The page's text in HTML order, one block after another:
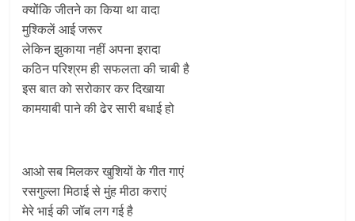
क्योंकि जीतने का किया था वादा
मुश्किलें आई जरूर
लेकिन झुकाया नहीं अपना इरादा
कठिन परिश्रम ही सफलता की चाबी है
इस बात को सरोकार कर दिखाया
कामयाबी पाने की ढेर सारी बधाई हो
आओ सब मिलकर खुशियों के गीत गाएं
रसगुल्ला मिठाई से मुंह मीठा कराएं
मेरे भाई की जॉब लग गई है